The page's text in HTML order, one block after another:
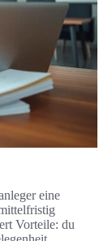
eine
Vorteile: du